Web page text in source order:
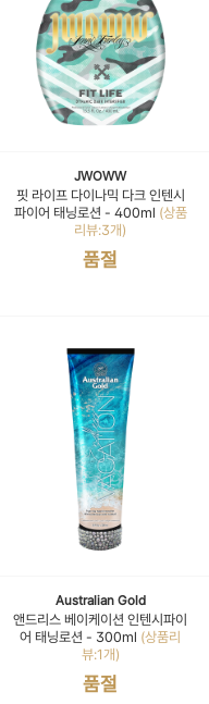
JWOWW
핏 라이프 다이나믹 다크 인텐시
파이어 태닝로션 - 400ml (상품
리뷰:3개)
품절
Australian Gold
앤드리스 베이케이션 인텐시파이
어 태닝로션 - 300ml (상품리
뷰:1개)
품절